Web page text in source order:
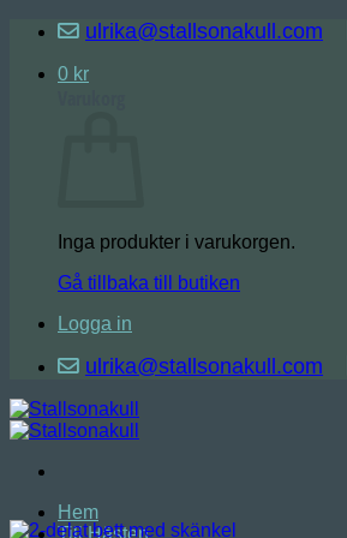
Skip
content
ulrika@stallsonakull.com
0 kr
Inga produkter i varukorgen.
Gå tillbaka till butiken
Logga in
ulrika@stallsonakull.com
Hem
Till Hästen